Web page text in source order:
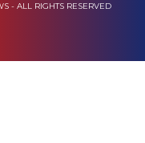
- ALL RIGHTS RESERVED